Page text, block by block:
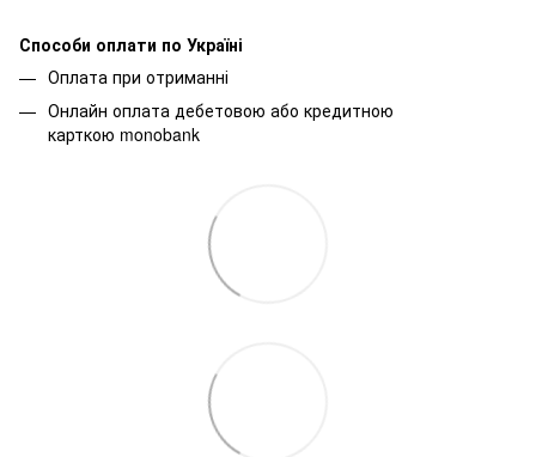
Способи оплати по Україні
Оплата при отриманні
Онлайн оплата дебетовою або кредитною
карткою monobank